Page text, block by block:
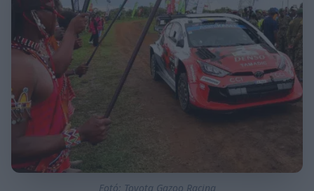
Fotó: Toyota Gazoo Racing